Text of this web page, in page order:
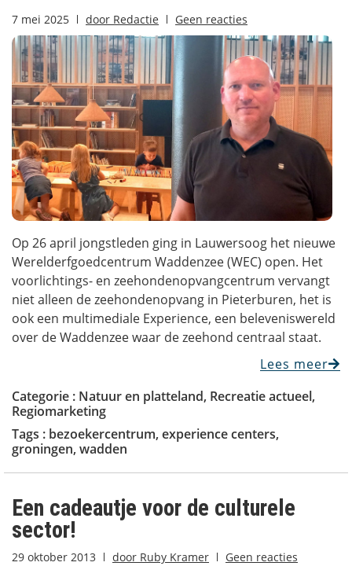
7 mei 2025 door Redactie Geen reacties
Op 26 april jongstleden ging in Lauwersoog het nieuwe
Werelderfgoedcentrum Waddenzee (WEC) open. Het
voorlichtings- en zeehondenopvangcentrum vervangt
niet alleen de zeehondenopvang in Pieterburen, het is
ook een multimediale Experience, een beleveniswereld
over de Waddenzee waar de zeehond centraal staat.
Lees meer
Categorie : Natuur en platteland, Recreatie actueel,
Regiomarketing
Tags : bezoekercentrum, experience centers,
groningen, wadden
Een cadeautje voor de culturele
sector!
29 oktober 2013 door Ruby Kramer Geen reacties